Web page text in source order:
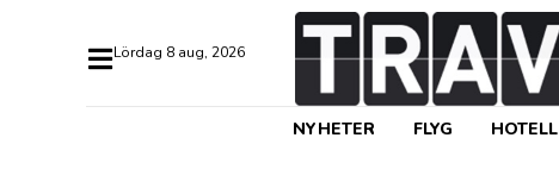
lördag 8 aug, 2026
NYHETER FLYG HOTELL